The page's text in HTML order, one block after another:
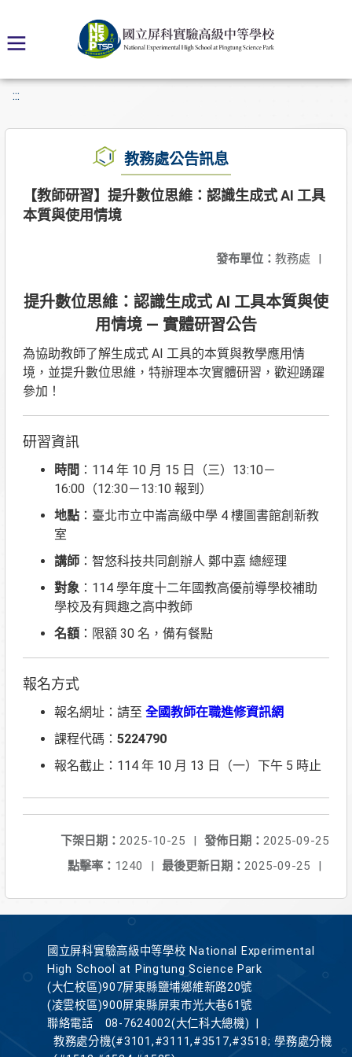
:::
教務處公告訊息
【教師研習】提升數位思維：認識生成式 AI 工具
本質與使用情境
發布單位： 教務處 |
提升數位思維：認識生成式 AI 工具本質與使
用情境 — 實體研習公告
為協助教師了解生成式 AI 工具的本質與教學應用情
境，並提升數位思維，特辦理本次實體研習，歡迎踴躍
參加！
研習資訊
時間 ：114 年 10 月 15 日（三）13:10－
16:00（12:30－13:10 報到）
地點 ：臺北市立中崙高級中學 4 樓圖書館創新教
室
講師 ：智悠科技共同創辦人 鄭中嘉 總經理
對象 ：114 學年度十二年國教高優前導學校補助
學校及有興趣之高中教師
名額 ：限額 30 名，備有餐點
報名方式
報名網址：請至 全國教師在職進修資訊網
課程代碼： 5224790
報名截止：114 年 10 月 13 日（一）下午 5 時止
發佈日期： 2025-09-25
下架日期： 2025-10-25
|
最後更新日期： 2025-09-25 |
點擊率： 1240 |
國立屏科實驗高級中等學校 National Experimental
High School at Pingtung Science Park
(大仁校區)907屏東縣鹽埔鄉維新路20號
(凌雲校區)900屏東縣屏東市光大巷61號
聯絡電話
08-7624002(大仁科大總機)
教務處分機(#3101,#3111,#3517,#3518; 學務處分機